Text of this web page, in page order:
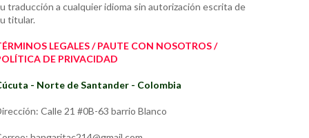
traducción a cualquier idioma sin autorización escrita de
titular.
LEGALES / PAUTE CON NOSOTROS /
DE PRIVACIDAD
- Norte de Santander - Colombia
Calle 21 #0B-63 barrio Blanco